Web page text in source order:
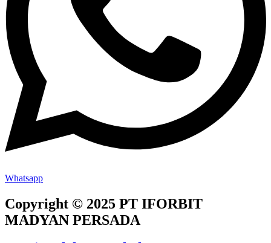
Whatsapp
Copyright © 2025 PT IFORBIT
MADYAN PERSADA